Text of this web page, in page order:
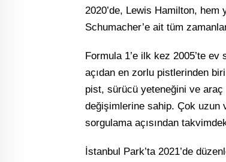
2020’de, Lewis Hamilton, hem
Schumacher’e ait tüm
Formula 1’e ilk kez 2005’te
açıdan en zorlu pistlerinden
pist, sürücü yeteneğini ve araç
değişimlerine sahip. Çok uzun
sorgulama açısından
İstanbul Park’ta 2021’de